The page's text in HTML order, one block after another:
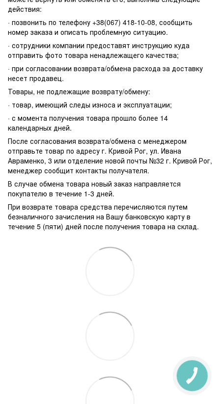
действия:
· позвонить по телефону +38(067) 418-10-08, сообщить
номер заказа и описать проблемную ситуацию.
· сотрудники компании предоставят инструкцию куда
отправить фото товара ненадлежащего качества;
· при согласовании возврата/обмена расхода за доставку
несет продавец.
Товары, не подлежащие возврату/обмену:
· товар, имеющий следы износа и эксплуатации;
· с момента получения товара прошло более 14
календарных дней.
После согласования возврата/обмена с менеджером
отправьте товар по адресу г. Кривой Рог, ул. Ивана
Авраменко, 3 или отделение новой почты №32 г. Кривой Рог,
менеджер сообщит контакты получателя.
В случае обмена товара новый заказ направляется
покупателю в течение 1-3 дней.
При возврате товара средства перечисляются путем
безналичного зачисления на Вашу банковскую карту в
течение 5 (пяти) дней после получения товара на склад.